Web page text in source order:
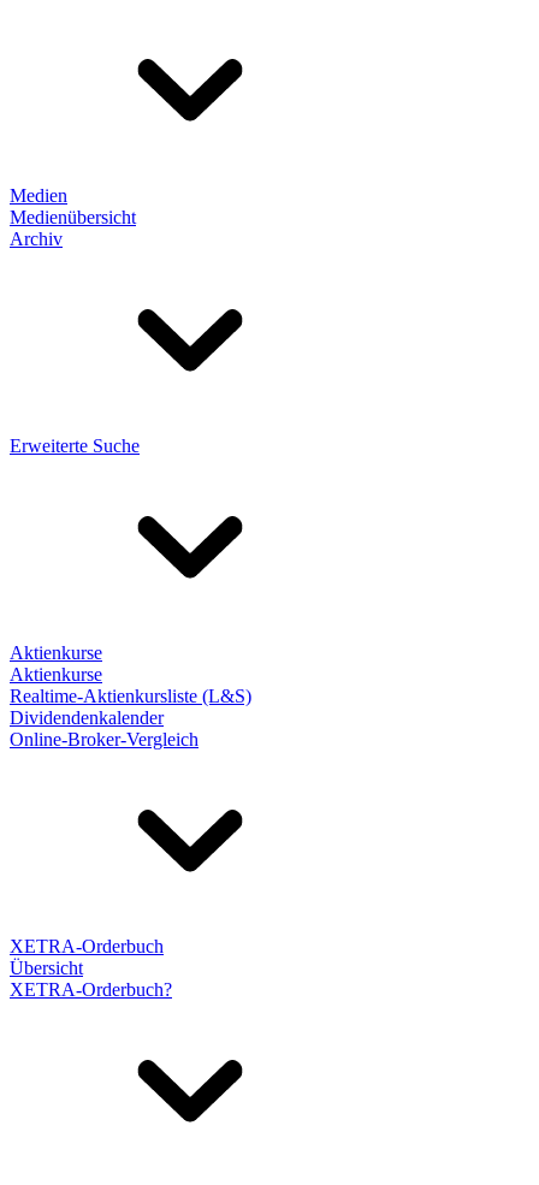
Medien
Medienübersicht
Archiv
Erweiterte Suche
Aktienkurse
Aktienkurse
Realtime-Aktienkursliste (L&S)
Dividendenkalender
Online-Broker-Vergleich
XETRA-Orderbuch
Übersicht
XETRA-Orderbuch?